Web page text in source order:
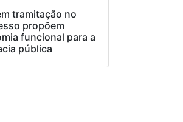
tramitação no
propõem
funcional para a
pública